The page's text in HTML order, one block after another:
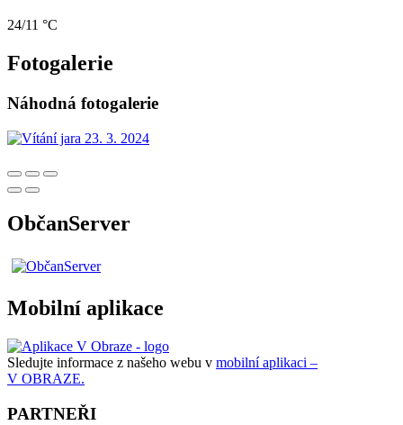
24/11 °C
Fotogalerie
Náhodná fotogalerie
ObčanServer
Mobilní aplikace
Sledujte informace z našeho webu v mobilní aplikaci –
V OBRAZE.
PARTNEŘI